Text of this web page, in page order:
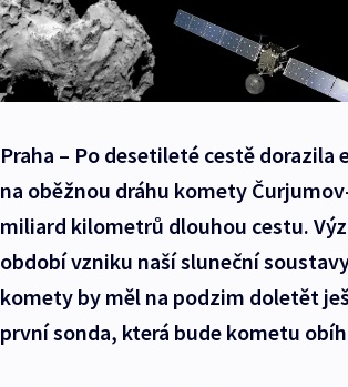
Praha – Po desetileté cestě
na oběžnou dráhu komety
miliard kilometrů dlouhou cestu.
období vzniku naší sluneční
komety by měl na podzim doletět
první sonda, která bude kometu